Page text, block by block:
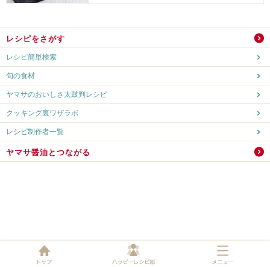
レシピをさがす
レシピ簡単検索
旬の食材
ヤマサのおいしさ太鼓判レシピ
クッキング裏ワザラボ
レシピ制作者一覧
ヤマサ醤油とつながる